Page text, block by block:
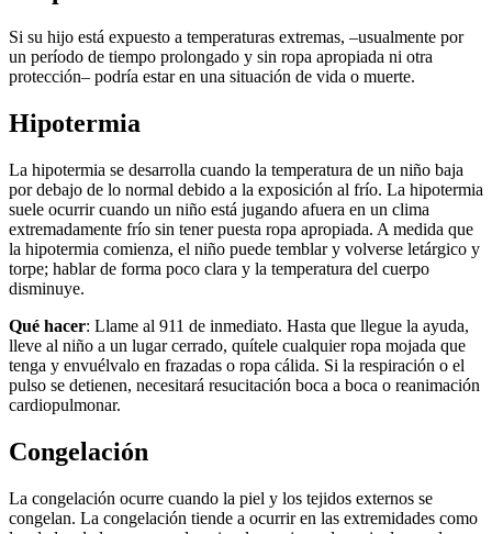
Si su hijo está expuesto a temperaturas extremas, –usualmente por
un período de tiempo prolongado y sin ropa apropiada ni otra
protección– podría estar en una situación de vida o muerte.
Hipotermia
La hipotermia se desarrolla cuando la temperatura de un niño baja
por debajo de lo normal debido a la exposición al frío. La hipotermia
suele ocurrir cuando un niño está jugando afuera en un clima
extremadamente frío sin tener puesta ropa apropiada. A medida que
la hipotermia comienza, el niño puede temblar y volverse letárgico y
torpe; hablar de forma poco clara y la temperatura del cuerpo
disminuye.
Qué hacer: Llame al 911 de inmediato. Hasta que llegue la ayuda,
lleve al niño a un lugar cerrado, quítele cualquier ropa mojada que
tenga y envuélvalo en frazadas o ropa cálida. Si la respiración o el
pulso se detienen, necesitará resucitación boca a boca o reanimación
cardiopulmonar.
Congelación
La congelación ocurre cuando la piel y los tejidos externos se
congelan. La congelación tiende a ocurrir en las extremidades como